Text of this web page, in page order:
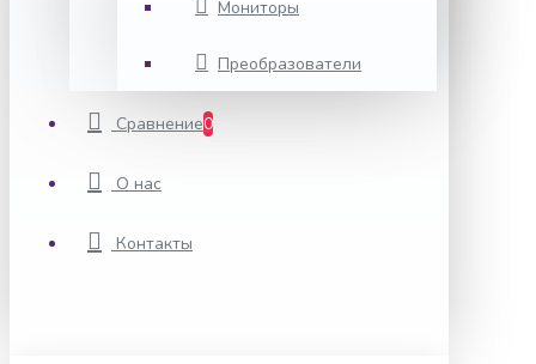
Мониторы
Преобразователи
Сравнение0
О нас
Контакты